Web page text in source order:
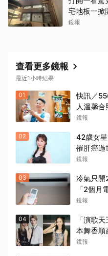
宅地板一
震撼影像曝
鏡報
查看更多鏡報
最近1小時結果
01
快訊／
人溫馨
分開一
鏡報
02
42歲女
罹肝癌
鏡報
03
冷氣只
「2個
是「它」
鏡報
04
「演歌
本舞香
「送愛心
鏡報